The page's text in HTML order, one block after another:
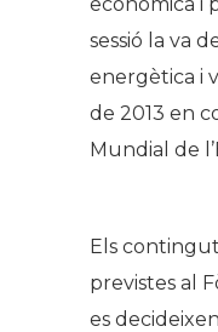
sessió la va
energètica i
de 2013 en
Mundial de
Els
previstes al
es